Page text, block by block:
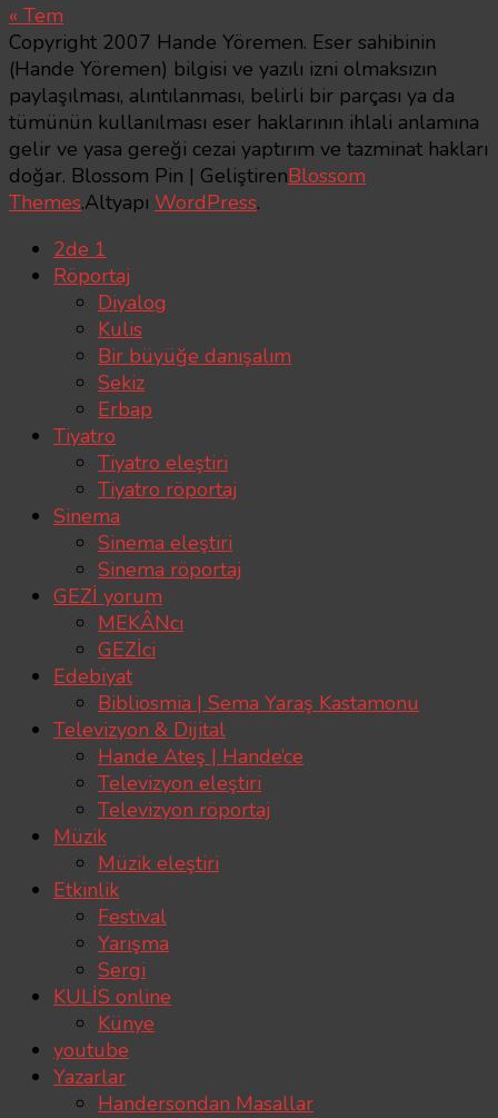
« Tem
Copyright 2007 Hande Yöremen. Eser sahibinin
(Hande Yöremen) bilgisi ve yazılı izni olmaksızın
paylaşılması, alıntılanması, belirli bir parçası ya da
tümünün kullanılması eser haklarının ihlali anlamına
gelir ve yasa gereği cezai yaptırım ve tazminat hakları
doğar. Blossom Pin | GeliştirenBlossom
Themes.Altyapı WordPress.
2de 1
Röportaj
Diyalog
Kulis
Bir büyüğe danışalım
Sekiz
Erbap
Tiyatro
Tiyatro eleştiri
Tiyatro röportaj
Sinema
Sinema eleştiri
Sinema röportaj
GEZİ yorum
MEKÂNcı
GEZİci
Edebiyat
Bibliosmia | Sema Yaraş Kastamonu
Televizyon & Dijital
Hande Ateş | Hande’ce
Televizyon eleştiri
Televizyon röportaj
Müzik
Müzik eleştiri
Etkinlik
Festival
Yarışma
Sergi
KULİS online
Künye
youtube
Yazarlar
Handersondan Masallar